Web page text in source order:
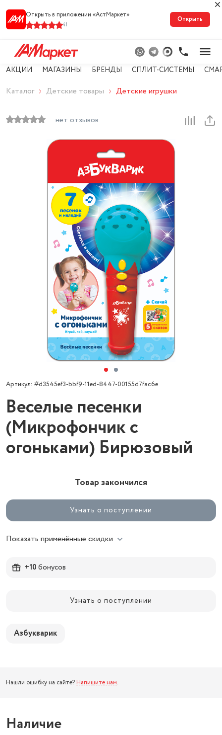
Открыть в приложении «АстМарке‪т‬»
41
Открыть
АКЦИИ МАГАЗИНЫ БРЕНДЫ СПЛИТ-СИСТЕМЫ
Каталог Детские товары Детские игрушки
нет отзывов
Артикул: #d3545ef3-bbf9-11ed-8447-00155d7fac6e
Веселые песенки
(Микрофончик с
огоньками) Бирюзовый
Товар закончился
Узнать о поступлении
Показать применённые скидки
+10бонусов
Узнать о поступлении
Азбукварик
Нашли ошибку на сайте? Напишите нам.
Наличие